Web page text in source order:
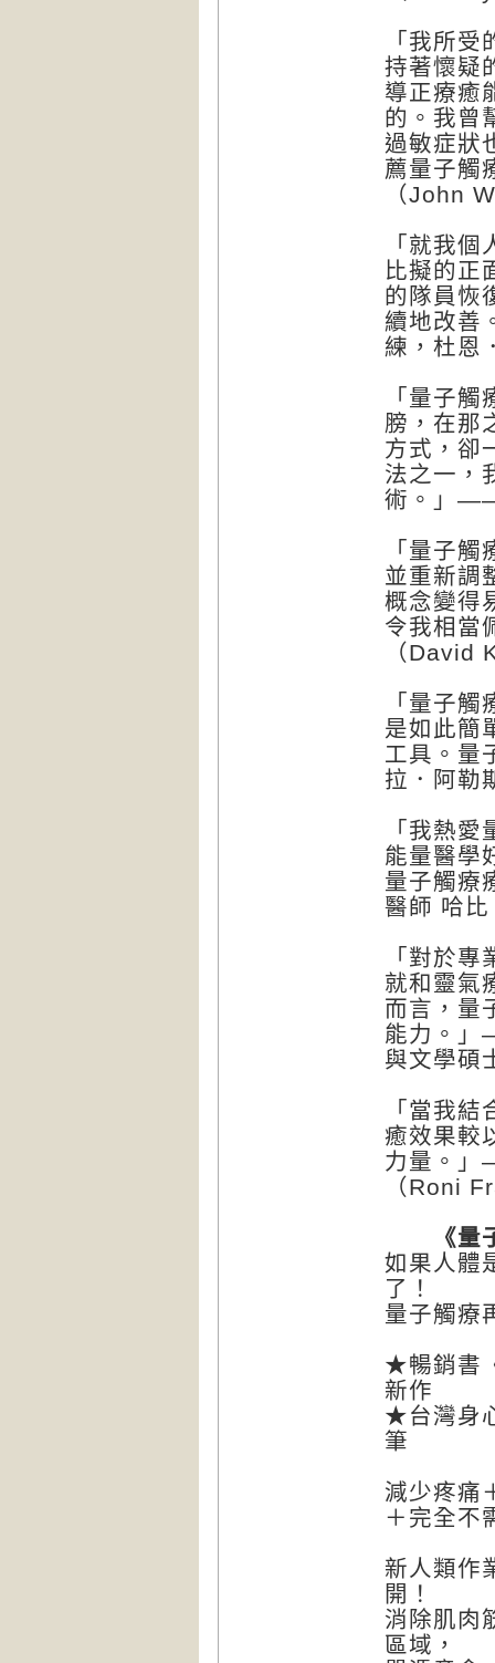
「我所
持著懷疑
導正療癒
的。我曾
過敏症狀
薦量子觸
（John
「就我
比擬的正
的隊員恢
續地改善
練，杜恩
「量子
膀，在那
方式，卻
法之一，
術。」
「量子
並重新調
概念變得
令我相當
（David
「量子
是如此簡
工具。量
拉．阿勒
「我熱
能量醫學
量子觸療
醫師 哈
「對於
就和靈氣
而言，量
能力。」
與文學碩
「當我
癒效果較
力量。」
（Roni
《量子
如果人體
了！
量子觸療
★暢銷書
新作
★台灣身
筆
減少疼痛
＋完全不
新人類作
開！
消除肌肉
區域，